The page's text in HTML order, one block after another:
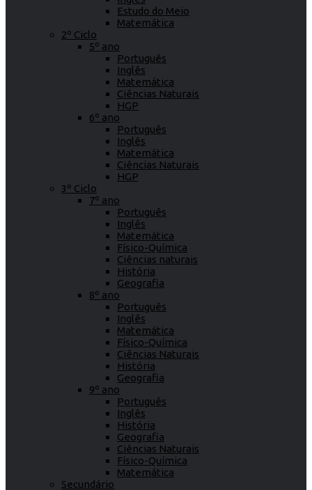
Estudo do Meio
Matemática
2º Ciclo
5º ano
Português
Inglês
Matemática
Ciências Naturais
HGP
6º ano
Português
Inglês
Matemática
Ciências Naturais
HGP
3º Ciclo
7º ano
Português
Inglês
Matemática
Físico-Química
Ciências naturais
História
Geografia
8º ano
Português
Inglês
Matemática
Físico-Química
Ciências Naturais
História
Geografia
9º ano
Português
Inglês
História
Geografia
Ciências Naturais
Físico-Química
Matemática
Secundário